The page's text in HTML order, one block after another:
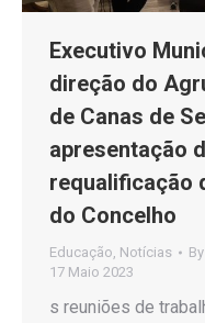
Executivo
direção do
de Canas de
apresentação
requalificação
do Concelho
Educação, Notícias By
17 Maio 2023
s reuniões de